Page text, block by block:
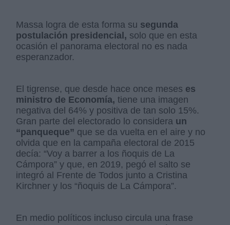
Massa logra de esta forma su segunda
postulación presidencial, solo que en esta
ocasión el panorama electoral no es nada
esperanzador.
El tigrense, que desde hace once meses es
ministro de Economía, tiene una imagen
negativa del 64% y positiva de tan solo 15%.
Gran parte del electorado lo considera un
“panqueque” que se da vuelta en el aire y no
olvida que en la campaña electoral de 2015
decía: “Voy a barrer a los ñoquis de La
Cámpora” y que, en 2019, pegó el salto se
integró al Frente de Todos junto a Cristina
Kirchner y los “ñoquis de La Cámpora”.
En medio políticos incluso circula una frase